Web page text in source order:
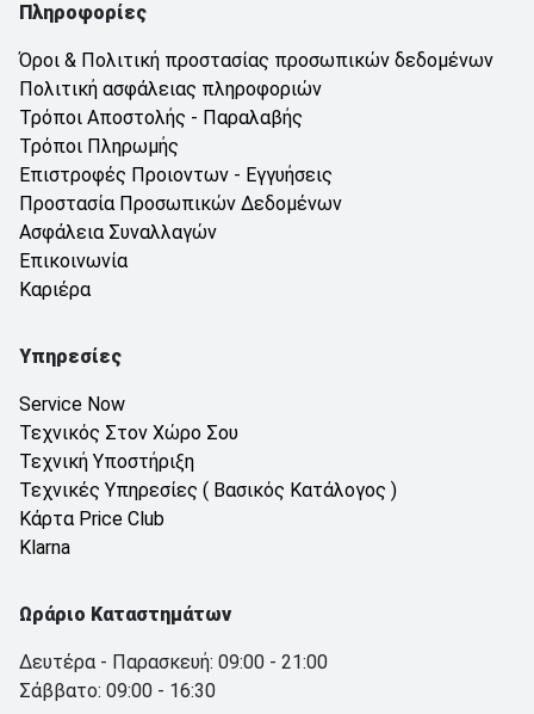
Πληροφορίες
Όροι & Πολιτική προστασίας προσωπικών δεδομένων
Πολιτική ασφάλειας πληροφοριών
Τρόποι Αποστολής - Παραλαβής
Τρόποι Πληρωμής
Επιστροφές Προιοντων - Εγγυήσεις
Προστασία Προσωπικών Δεδομένων
Ασφάλεια Συναλλαγών
Επικοινωνία
Καριέρα
Υπηρεσίες
Service Now
Τεχνικός Στον Χώρο Σου
Τεχνική Υποστήριξη
Τεχνικές Υπηρεσίες ( Βασικός Κατάλογος )
Κάρτα Price Club
Klarna
Ωράριο Καταστημάτων
Δευτέρα - Παρασκευή: 09:00 - 21:00
Σάββατο: 09:00 - 16:30